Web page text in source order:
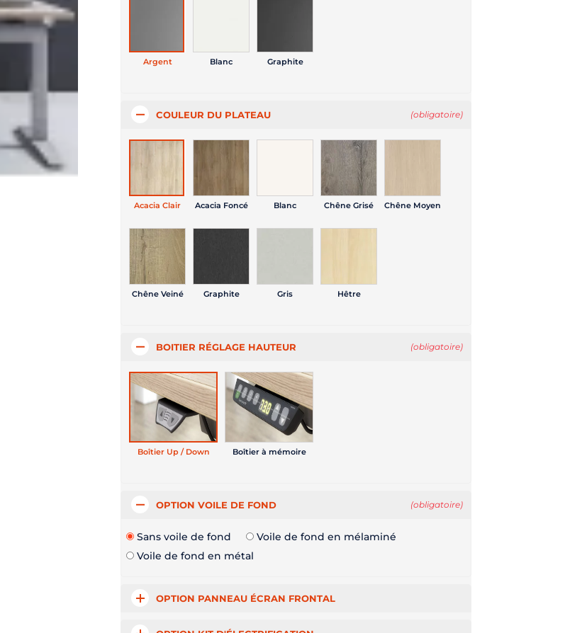
Argent Blanc Graphite
COULEUR DU PLATEAU (obligatoire)
Acacia Clair Acacia Foncé Blanc Chêne Grisé Chêne Moyen
Chêne Veiné Graphite Gris Hêtre
BOITIER RÉGLAGE HAUTEUR (obligatoire)
Boîtier Up / Down Boîtier à mémoire
OPTION VOILE DE FOND (obligatoire)
Sans voile de fond
Voile de fond en mélaminé
Voile de fond en métal
OPTION PANNEAU ÉCRAN FRONTAL